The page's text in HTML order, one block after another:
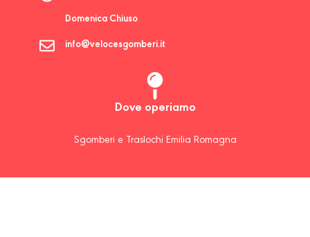
Domenica Chiuso
info@velocesgomberi.it
Dove operiamo
Sgomberi e Traslochi Emilia Romagna